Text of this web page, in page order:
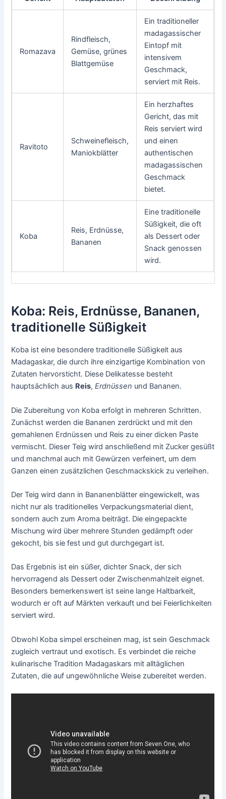
Romazava
Rindfleisch,
Gemüse, grünes
Blattgemüse
Ein traditioneller
madagassischer
Eintopf mit
intensivem
Geschmack,
serviert mit Reis.
Ravitoto
Schweinefleisch,
Maniokblätter
Ein herzhaftes
Gericht, das mit
Reis serviert wird
und einen
authentischen
madagassischen
Geschmack
bietet.
Koba
Reis, Erdnüsse,
Bananen
Eine traditionelle
Süßigkeit, die oft
als Dessert oder
Snack genossen
wird.
Koba: Reis, Erdnüsse, Bananen,
traditionelle Süßigkeit
Koba ist eine besondere traditionelle Süßigkeit aus
Madagaskar, die durch ihre einzigartige Kombination von
Zutaten hervorsticht. Diese Delikatesse besteht
hauptsächlich aus Reis,Erdnüssen und Bananen.
Die Zubereitung von Koba erfolgt in mehreren Schritten.
Zunächst werden die Bananen zerdrückt und mit den
gemahlenen Erdnüssen und Reis zu einer dicken Paste
vermischt. Dieser Teig wird anschließend mit Zucker gesüßt
und manchmal auch mit Gewürzen verfeinert, um dem
Ganzen einen zusätzlichen Geschmackskick zu verleihen.
Der Teig wird dann in Bananenblätter eingewickelt, was
nicht nur als traditionelles Verpackungsmaterial dient,
sondern auch zum Aroma beiträgt. Die eingepackte
Mischung wird über mehrere Stunden gedämpft oder
gekocht, bis sie fest und gut durchgegart ist.
Das Ergebnis ist ein süßer, dichter Snack, der sich
hervorragend als Dessert oder Zwischenmahlzeit eignet.
Besonders bemerkenswert ist seine lange Haltbarkeit,
wodurch er oft auf Märkten verkauft und bei Feierlichkeiten
serviert wird.
Obwohl Koba simpel erscheinen mag, ist sein Geschmack
zugleich vertraut und exotisch. Es verbindet die reiche
kulinarische Tradition Madagaskars mit alltäglichen
Zutaten, die auf ungewöhnliche Weise zubereitet werden.